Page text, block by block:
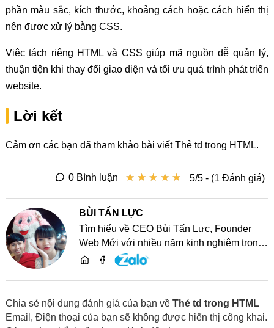
phần màu sắc, kích thước, khoảng cách hoặc cách hiển thị
nên được xử lý bằng CSS.
Việc tách riêng HTML và CSS giúp mã nguồn dễ quản lý,
thuận tiện khi thay đổi giao diện và tối ưu quá trình phát triển
website.
Lời kết
Cảm ơn các bạn đã tham khảo bài viết Thẻ td trong HTML.
★ ★ ★ ★ ★
★ ★ ★ ★ ★ 5/5 - (1 Đánh giá)
0 Bình luận
BÙI TẤN LỰC
Tìm hiểu về CEO Bùi Tấn Lực, Founder
Web Mới với nhiều năm kinh nghiệm trong
lĩnh vực phát triển website, SEO và chia sẻ
Chia sẻ nội dung đánh giá của bạn về Thẻ td trong HTML
Email, Điện thoại của bạn sẽ không được hiển thị công khai.